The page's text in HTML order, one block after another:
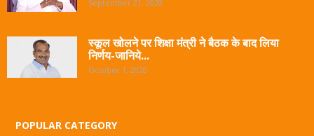
September 21, 2020
स्कूल खोलने पर शिक्षा मंत्री ने बैठक के बाद लिया
निर्णय-जानिये...
October 1, 2020
POPULAR CATEGORY